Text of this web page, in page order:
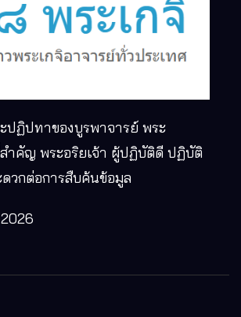
ปฏิปทาของบูรพาจารย์ พระ
สำคัญ พระอริยเจ้า ผู้ปฏิบัติดี ปฏิบัติ
วกต่อการสืบค้นข้อมูล